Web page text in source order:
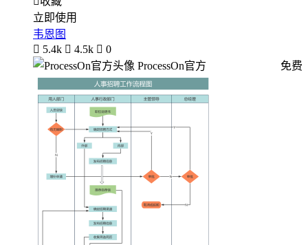
立即使用
韦恩图
 5.4k  4.5k  0
ProcessOn官方
免费